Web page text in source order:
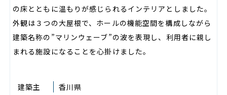
の床とともに温もりが感じられるインテリアとしました。
外観は３つの大屋根で、ホールの機能空間を構成しながら
建築名称の”マリンウェーブ”の波を表現し、利用者に親し
まれる施設になることを心掛けました。
建築主 香川県